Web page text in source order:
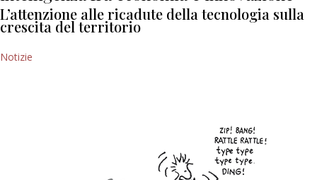
L’attenzione alle ricadute della tecnologia sulla
crescita del territorio
Notizie